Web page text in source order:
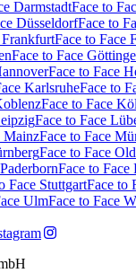
DarmstadtFace to
DüsseldorfFace to
FrankfurtFace to Face
Face to Face
Face to Face
KarlsruheFace to
Face to Face
Face to Face
MainzFace to Face
Face to Face
Face to Face
Face StuttgartFace to
UlmFace to Face